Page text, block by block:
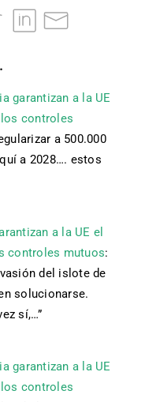
garantizan a la UE
controles
a 500.000
a 2028…. estos
a la UE el
controles mutuos:
del islote de
solucionarse.
sí,…”
garantizan a la UE
controles